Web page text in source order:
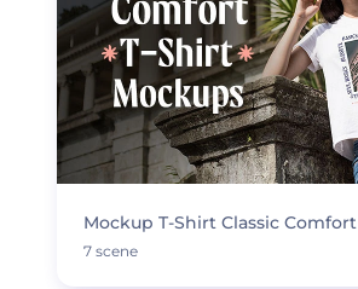
Mockup T-Shirt Classic Comfort
7 scene